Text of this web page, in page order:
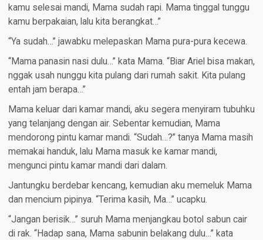
kamu selesai mandi, Mama sudah rapi. Mama tinggal tunggu
kamu berpakaian, lalu kita berangkat…”
“Ya sudah…” jawabku melepaskan Mama pura-pura kecewa.
“Mama panasin nasi dulu…” kata Mama. “Biar Ariel bisa makan,
nggak usah nunggu kita pulang dari rumah sakit. Kita pulang
entah jam berapa…”
Mama keluar dari kamar mandi, aku segera menyiram tubuhku
yang telanjang dengan air. Sebentar kemudian, Mama
mendorong pintu kamar mandi. “Sudah…?” tanya Mama masih
memakai handuk, lalu Mama masuk ke kamar mandi,
mengunci pintu kamar mandi dari dalam.
Jantungku berdebar kencang, kemudian aku memeluk Mama
dan mencium pipinya. “Terima kasih, Ma…” ucapku.
“Jangan berisik…” suruh Mama menjangkau botol sabun cair
di rak. “Hadap sana, Mama sabunin belakang dulu…” kata